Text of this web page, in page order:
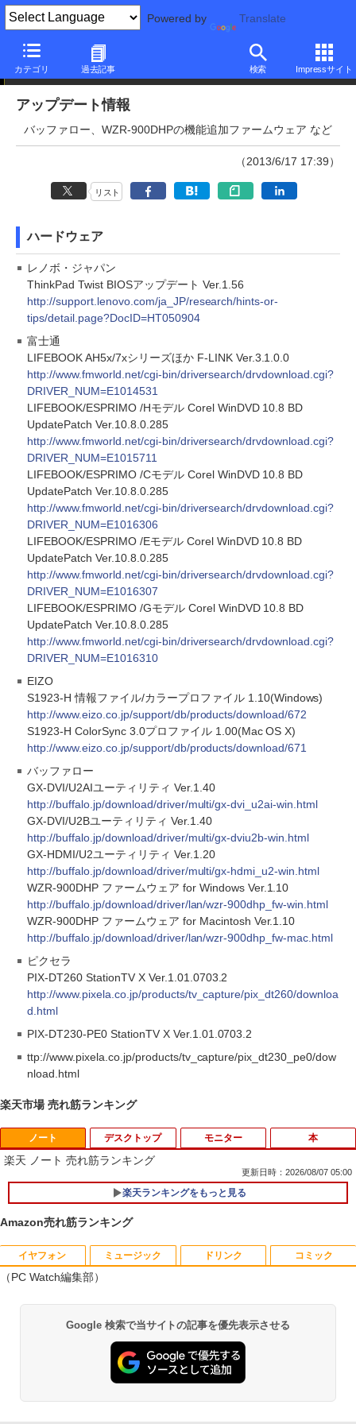
Powered by Translate
カテゴリ 過去記事 検索 Impressサイト
アップデート情報
アップデート情報
バッファロー、WZR-900DHPの機能追加ファームウェア など
（2013/6/17 17:39）
リスト
ハードウェア
レノボ・ジャパン
ThinkPad Twist BIOSアップデート Ver.1.56
http://support.lenovo.com/ja_JP/research/hints-or-
tips/detail.page?DocID=HT050904
富士通
LIFEBOOK AH5x/7xシリーズほか F-LINK Ver.3.1.0.0
http://www.fmworld.net/cgi-bin/driversearch/drvdownload.cgi?
DRIVER_NUM=E1014531
LIFEBOOK/ESPRIMO /Hモデル Corel WinDVD 10.8 BD
UpdatePatch Ver.10.8.0.285
http://www.fmworld.net/cgi-bin/driversearch/drvdownload.cgi?
DRIVER_NUM=E1015711
LIFEBOOK/ESPRIMO /Cモデル Corel WinDVD 10.8 BD
UpdatePatch Ver.10.8.0.285
http://www.fmworld.net/cgi-bin/driversearch/drvdownload.cgi?
DRIVER_NUM=E1016306
LIFEBOOK/ESPRIMO /Eモデル Corel WinDVD 10.8 BD
UpdatePatch Ver.10.8.0.285
http://www.fmworld.net/cgi-bin/driversearch/drvdownload.cgi?
DRIVER_NUM=E1016307
LIFEBOOK/ESPRIMO /Gモデル Corel WinDVD 10.8 BD
UpdatePatch Ver.10.8.0.285
http://www.fmworld.net/cgi-bin/driversearch/drvdownload.cgi?
DRIVER_NUM=E1016310
EIZO
S1923-H 情報ファイル/カラープロファイル 1.10(Windows)
http://www.eizo.co.jp/support/db/products/download/672
S1923-H ColorSync 3.0プロファイル 1.00(Mac OS X)
http://www.eizo.co.jp/support/db/products/download/671
バッファロー
GX-DVI/U2AIユーティリティ Ver.1.40
http://buffalo.jp/download/driver/multi/gx-dvi_u2ai-win.html
GX-DVI/U2Bユーティリティ Ver.1.40
http://buffalo.jp/download/driver/multi/gx-dviu2b-win.html
GX-HDMI/U2ユーティリティ Ver.1.20
http://buffalo.jp/download/driver/multi/gx-hdmi_u2-win.html
WZR-900DHP ファームウェア for Windows Ver.1.10
http://buffalo.jp/download/driver/lan/wzr-900dhp_fw-win.html
WZR-900DHP ファームウェア for Macintosh Ver.1.10
http://buffalo.jp/download/driver/lan/wzr-900dhp_fw-mac.html
ピクセラ
PIX-DT260 StationTV X Ver.1.01.0703.2
http://www.pixela.co.jp/products/tv_capture/pix_dt260/downloa
d.html
PIX-DT230-PE0 StationTV X Ver.1.01.0703.2
ttp://www.pixela.co.jp/products/tv_capture/pix_dt230_pe0/dow
nload.html
楽天市場 売れ筋ランキング
ノート
楽天 ノート 売れ筋ランキング
更新日時：2026/08/07 05:00
楽天ランキングをもっと見る
デスクトップ
1
ポイント10倍 中古パソコン デスクトッ
ptiplexシリーズ Core i5搭載/4G/新品SS
D 120GB/DVD-ROM/送料無料【オプショ
ン色々有】
￥24,800
モニター 本
1
【予約商品】2027年度カレンダー ミニミ
ア イラスト 令和9年 おしゃれ イラスト
ミニサイズ 手のひらサイズ
ハヤブサ消防団 森へつづく道 【電子書
Amazon売れ筋ランキング
イヤフォン
￥7,990
ミュージック
[Explicit]
￥250
ドリンク
ET ラベルレス ×8本
￥1,112
コミック
ンガンコミックス)
￥770
（PC Watch編集部）
Google 検索で当サイトの記事を優先表示させる